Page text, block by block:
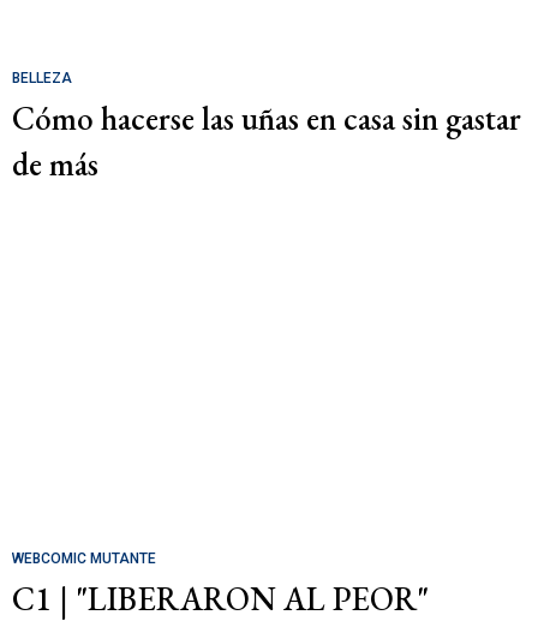
BELLEZA
Cómo hacerse las uñas en casa sin gastar
de más
WEBCOMIC MUTANTE
C1 | "LIBERARON AL PEOR"